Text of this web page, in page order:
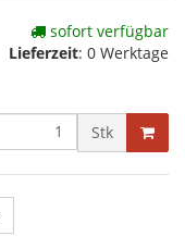
sofort verfügbar
Lieferzeit: 0 Werktage
Stk